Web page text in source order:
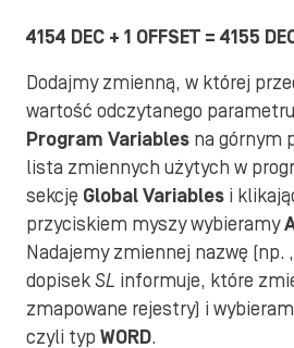
4154 DEC + 1 OFFSET = 4155
Dodajmy zmienną, w której
wartość odczytanego
Program Variables na górnym
lista zmiennych użytych w
sekcję Global Variables i
przyciskiem myszy wybieramy
Nadajemy zmiennej nazwę (np.
dopisekSL informuje, które
zmapowane rejestry) i
czyli typ WORD.